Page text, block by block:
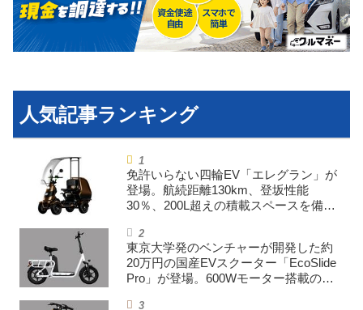
利用規約
プライバシーポリシー
ライター名簿
お問い合せ
広告掲載について
免許いらない四輪EV「エレグラン」が
登場。航続距離130km、登坂性能
30％、200L超えの積載スペースを備え
東京大学発のベンチャーが開発した約
20万円の国産EVスクーター「EcoSlide
Pro」が登場。600Wモーター搭載のハ